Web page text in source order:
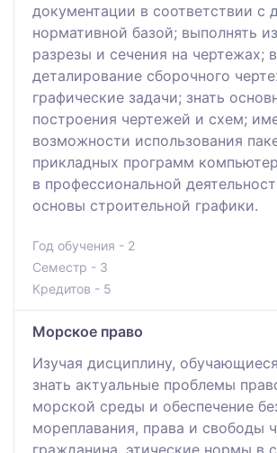
документации в соответствии с
нормативной базой; выполнять
разрезы и сечения на чертежах;
деталирование сборочного
графические задачи; знать
построения чертежей и схем;
возможности использования
прикладных программ
в профессиональной
основы строительной графики.
Год обучения - 2
Семестр - 3
Кредитов - 5
Морское право
Изучая дисциплину,
знать актуальные проблемы
морской среды и обеспечение
мореплавания, права и свободы
гражданина, этические нормы в